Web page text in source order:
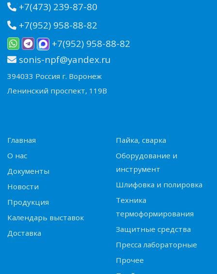
+7(473) 239-87-80
+7(952) 958-88-82
+7(952) 958-88-82
sonis-npf@yandex.ru
394033 Россия г. Воронеж
Ленинский проспект, 119В
Главная
О нас
Документы
Новости
Продукция
Календарь выставок
Доставка
Пайка, сварка
Оборудование и
инструмент
Шлифовка и полировка
Техника
термоформирования
Защитные средства
Пресса лабораторные
Прочее